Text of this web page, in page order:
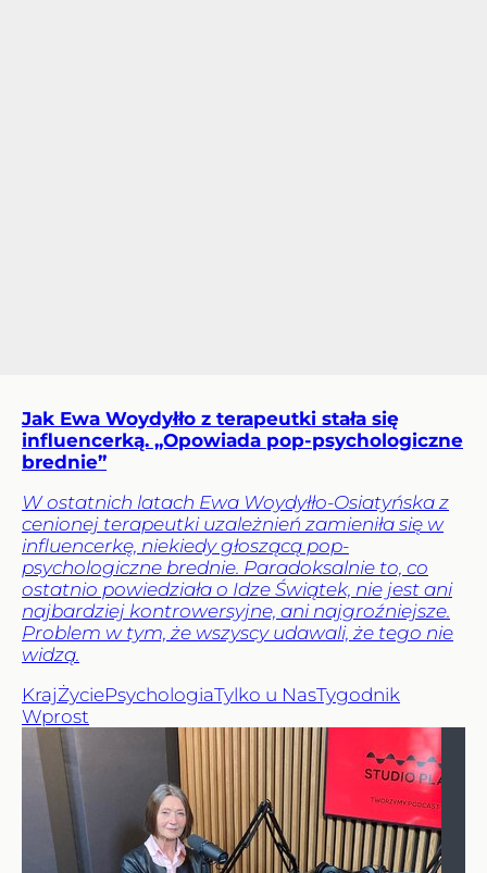
Jak Ewa Woydyłło z terapeutki stała się
influencerką. „Opowiada pop-psychologiczne
brednie”
W ostatnich latach Ewa Woydyłło-Osiatyńska z
cenionej terapeutki uzależnień zamieniła się w
influencerkę, niekiedy głoszącą pop-
psychologiczne brednie. Paradoksalnie to, co
ostatnio powiedziała o Idze Świątek, nie jest ani
najbardziej kontrowersyjne, ani najgroźniejsze.
Problem w tym, że wszyscy udawali, że tego nie
widzą.
KrajŻyciePsychologiaTylko u NasTygodnik
Wprost